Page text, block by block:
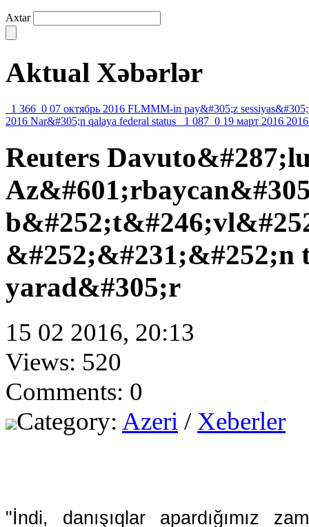
Axtar
Aktual Xəbərlər
1 366 0 07 октябрь 2016 FLMMM-in pay&#305;z sessiyas&#305;
2016 Nar&#305;n qalaya federal status 1 087 0 19 март 2016
Reuters
yarad&#305;r
15 02 2016, 20:13
Views: 520
Comments: 0
Category: Azeri / Xeberler
"İndi, danışıqlar apardığımız